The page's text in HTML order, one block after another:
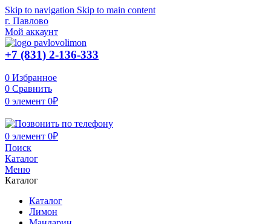
Skip to navigation Skip to main content
г. Павлово
Мой аккаунт
+7 (831) 2-136-333
0 Избранное
0 Сравнить
0 элемент 0₽
0 элемент 0₽
Поиск
Каталог
Меню
Каталог
Каталог
Лимон